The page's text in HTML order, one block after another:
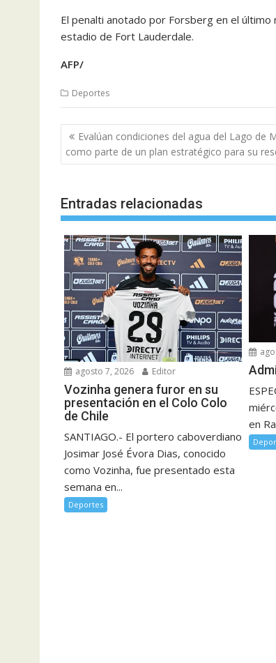
El penalti anotado por Forsberg en el
estadio de Fort Lauderdale.
AFP/
Deportes
Navegación
de
entradas
Evalúan condiciones del agua del Lago de
como parte de un plan estratégico para su
Entradas relacionadas
agosto 7, 2026 Editor
Vozinha genera furor en su
presentación en el Colo Colo
de Chile
SANTIAGO.- El portero caboverdiano
Josimar José Évora Dias, conocido
como Vozinha, fue presentado esta
semana en...
Deportes
en